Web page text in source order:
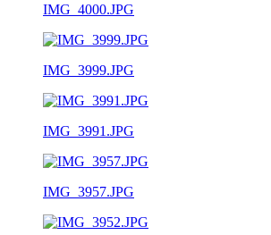
IMG_4000.JPG
IMG_3999.JPG
IMG_3991.JPG
IMG_3957.JPG